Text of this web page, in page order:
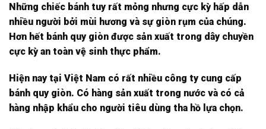
Những chiếc bánh tuy rất mỏng nhưng cực kỳ hấp dẫn
nhiều người bởi mùi hương và sự giòn rụm của chúng.
Hơn hết bánh quy giòn được sản xuất trong dây chuyền
cực kỳ an toàn vệ sinh thực phẩm.
Hiện nay tại Việt Nam có rất nhiều công ty cung cấp
bánh quy giòn. Có hàng sản xuất trong nước và có cả
hàng nhập khẩu cho người tiêu dùng tha hồ lựa chọn.